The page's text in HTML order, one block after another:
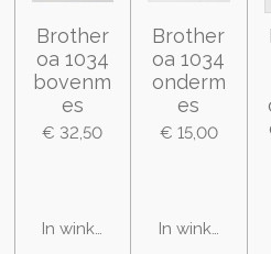
Brother
oa 1034
bovenm
es
€ 32,50
In winkelwagen
Brother
oa 1034
onderm
es
€ 15,00
In